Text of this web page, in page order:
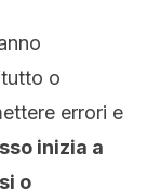
o
errori e
inizia a
o